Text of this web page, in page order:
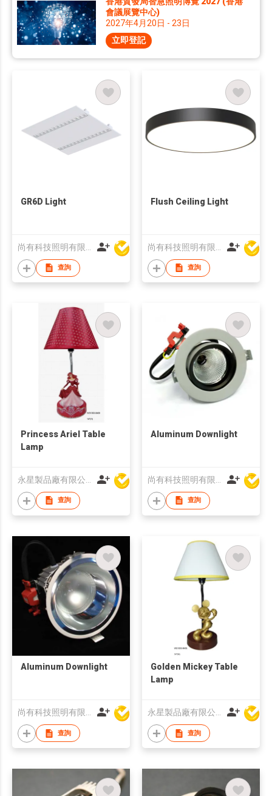
會議展覽中心)
2027年4月20日 - 23日
立即登記
GR6D Light
查詢
Flush Ceiling Light
查詢
Princess Ariel Table
Lamp
查詢
Aluminum Downlight
查詢
Aluminum Downlight
尚有科技照明有限公司
查詢
Golden Mickey Table
Lamp
永星製品廠有限公司
查詢